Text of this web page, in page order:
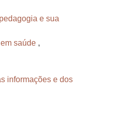
e sua
saúde ,
informações e dos